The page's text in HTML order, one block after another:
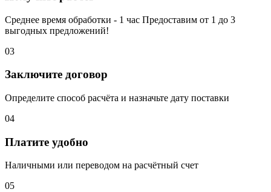
Среднее время обработки - 1 час Предоставим от 1 до 3
выгодных предложений!
03
Заключите договор
Определите способ расчёта и назначьте дату поставки
04
Платите удобно
Наличными или переводом на расчётный счет
05